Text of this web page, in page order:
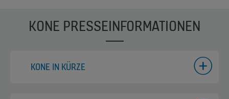
KONE PRESSEINFORMATIONEN
KONE IN KÜRZE